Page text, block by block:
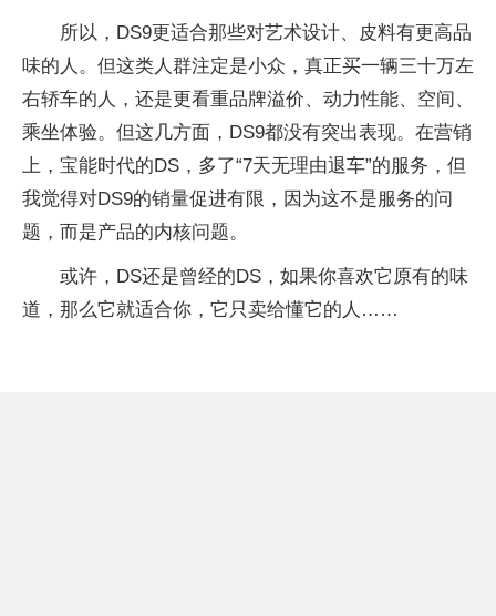
所以，DS9更适合那些对艺术设计、皮料有更高品
味的人。但这类人群注定是小众，真正买一辆三十万左
右轿车的人，还是更看重品牌溢价、动力性能、空间、
乘坐体验。但这几方面，DS9都没有突出表现。在营销
上，宝能时代的DS，多了“7天无理由退车”的服务，但
我觉得对DS9的销量促进有限，因为这不是服务的问
题，而是产品的内核问题。
或许，DS还是曾经的DS，如果你喜欢它原有的味
道，那么它就适合你，它只卖给懂它的人……